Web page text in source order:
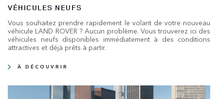
VÉHICULES NEUFS
Vous souhaitez prendre rapidement le volant de votre nouveau
véhicule LAND ROVER ? Aucun problème. Vous trouverez ici des
véhicules neufs disponibles immédiatement à des conditions
attractives et déjà prêts à partir.
À DÉCOUVRIR